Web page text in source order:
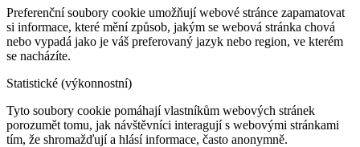
Preferenční soubory cookie umožňují webové stránce zapamatovat
si informace, které mění způsob, jakým se webová stránka chová
nebo vypadá jako je váš preferovaný jazyk nebo region, ve kterém
se nacházíte.
Statistické (výkonnostní)
Tyto soubory cookie pomáhají vlastníkům webových stránek
porozumět tomu, jak návštěvníci interagují s webovými stránkami
tím, že shromažďují a hlásí informace, často anonymně.